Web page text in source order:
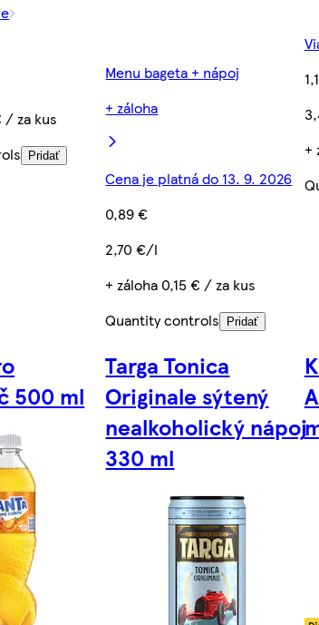
/ za kus
Pridať
Menu bageta + nápoj
+ záloha
Cena je platná do 13. 9. 2026
0,89 €
2,70 €/l
+ záloha 0,15 € / za kus
Quantity controls
Pridať
+
500 ml
Targa Tonica
Originale sýtený
nealkoholický nápoj
330 ml